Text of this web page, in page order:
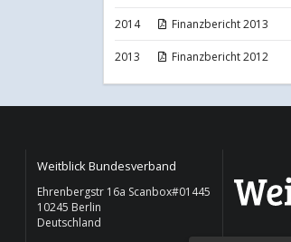
2014 Finanzbericht 2013
2013 Finanzbericht 2012
Weitblick Bundesverband
Ehrenbergstr 16a Scanbox#01445
10245 Berlin
Deutschland